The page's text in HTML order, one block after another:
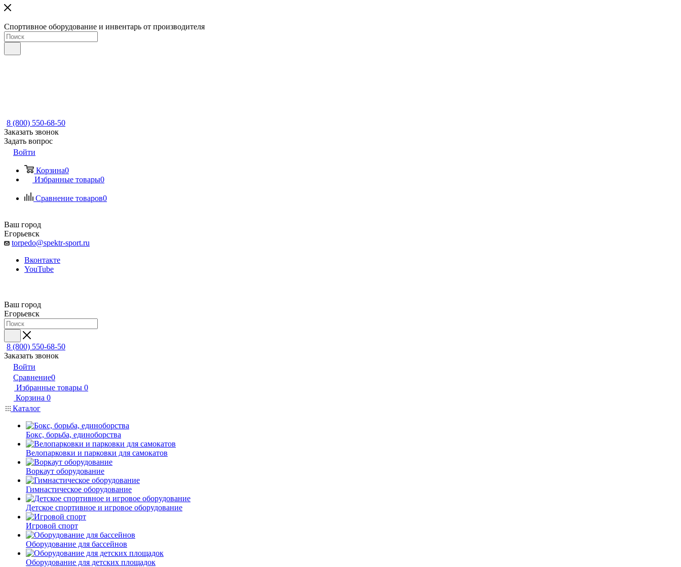
Спортивное оборудование и инвентарь от производителя
8 (800) 550-68-50
Заказать звонок
Задать вопрос
Войти
Корзина0
Избранные товары0
Сравнение товаров0
Ваш город
Егорьевск
torpedo@spektr-sport.ru
Вконтакте
YouTube
Ваш город
Егорьевск
8 (800) 550-68-50
Заказать звонок
Войти
Сравнение0
Избранные товары 0
Корзина 0
Каталог
Бокс, борьба, единоборства
Велопарковки и парковки для самокатов
Воркаут оборудование
Гимнастическое оборудование
Детское спортивное и игровое оборудование
Игровой спорт
Оборудование для бассейнов
Оборудование для детских площадок